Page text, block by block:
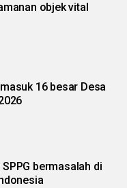
objek vital
16 besar Desa
bermasalah di